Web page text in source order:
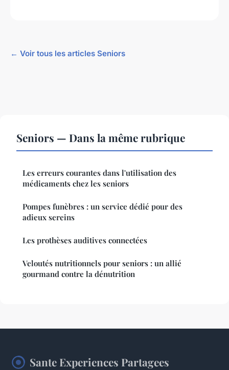
← Voir tous les articles Seniors
Seniors — Dans la même rubrique
Les erreurs courantes dans l'utilisation des
médicaments chez les seniors
Pompes funèbres : un service dédié pour des
adieux sereins
Les prothèses auditives connectées
Veloutés nutritionnels pour seniors : un allié
gourmand contre la dénutrition
Sante Experiences Partagees